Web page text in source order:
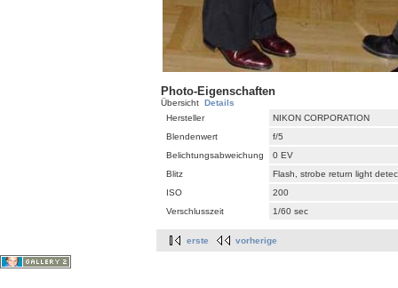
Photo-Eigenschaften
Übersicht Details
Hersteller
NIKON CORPORATION
Blendenwert
f/5
Belichtungsabweichung
0 EV
Blitz
Flash, strobe return light
ISO
200
Verschlusszeit
1/60 sec
erste vorherige